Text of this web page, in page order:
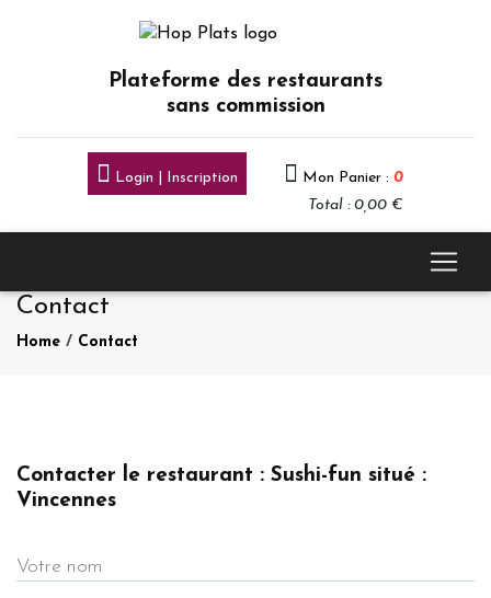
Plateforme des restaurants
sans commission
Login | Inscription Mon Panier : 0
Total : 0,00 €
Contact
Home / Contact
Contacter le restaurant : Sushi-fun situé :
Vincennes
Votre nom